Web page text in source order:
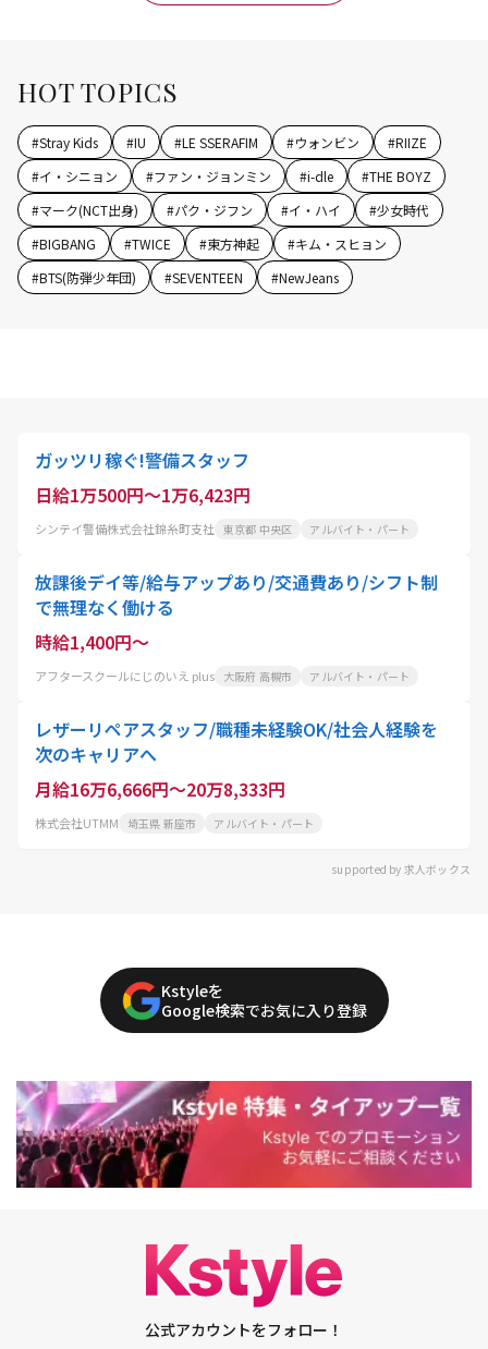
HOT TOPICS
#Stray Kids #IU #LE SSERAFIM #ウォンビン #RIIZE
#イ・シニョン #ファン・ジョンミン #i-dle #THE BOYZ
#マーク(NCT出身) #パク・ジフン #イ・ハイ #少女時代
#BIGBANG #TWICE #東方神起 #キム・スヒョン
#BTS(防弾少年団) #SEVENTEEN #NewJeans
ガッツリ稼ぐ!警備スタッフ
日給1万500円～1万6,423円
シンテイ警備株式会社錦糸町支社 東京都 中央区 アルバイト・パート
放課後デイ等/給与アップあり/交通費あり/シフト制
で無理なく働ける
時給1,400円～
アフタースクールにじのいえ plus 大阪府 高槻市 アルバイト・パート
レザーリペアスタッフ/職種未経験OK/社会人経験を
次のキャリアへ
月給16万6,666円～20万8,333円
株式会社UTMM 埼玉県 新座市 アルバイト・パート
supported by 求人ボックス
Kstyleを
Google検索でお気に入り登録
公式アカウントをフォロー！